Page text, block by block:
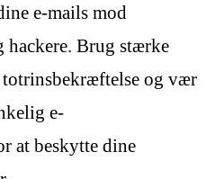
e-mails mod
hackere. Brug stærke
totrinsbekræftelse og vær
e-
at beskytte dine